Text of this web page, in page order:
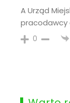
A Urząd
pracodawcy
0